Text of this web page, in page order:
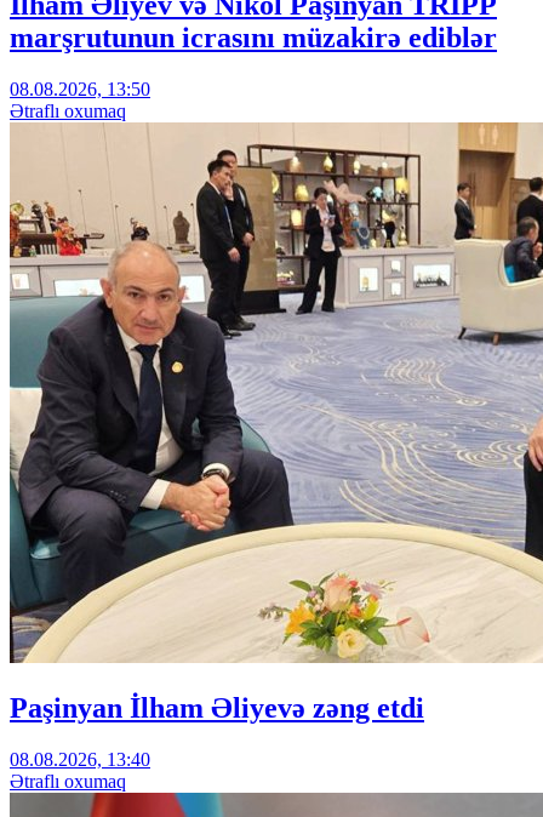
marşrutunun icrasını müzakirə ediblər
08.08.2026, 13:50
Ətraflı oxumaq
Paşinyan İlham Əliyevə zəng etdi
08.08.2026, 13:40
Ətraflı oxumaq